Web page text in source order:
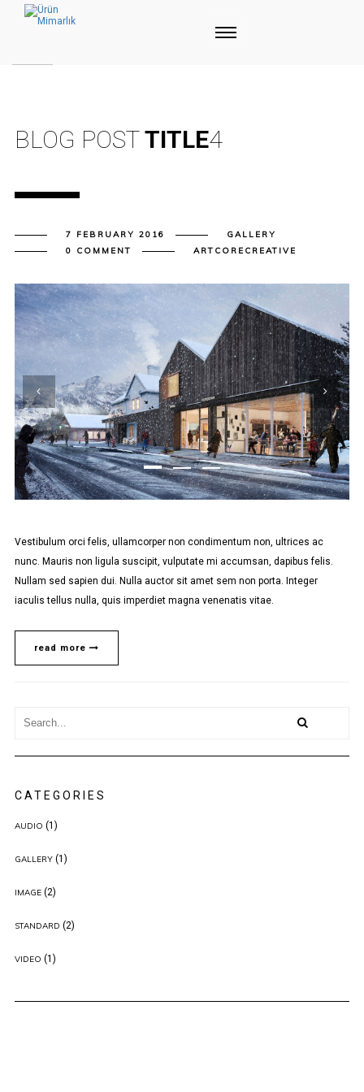
BLOG POSTTITLE4
7 FEBRUARY 2016
GALLERY
0 COMMENT
ARTCORECREATIVE
Vestibulum orci felis, ullamcorper non condimentum non, ultrices ac
nunc. Mauris non ligula suscipit, vulputate mi accumsan, dapibus felis.
Nullam sed sapien dui. Nulla auctor sit amet sem non porta. Integer
iaculis tellus nulla, quis imperdiet magna venenatis vitae.
read more
CATEGORIES
AUDIO (1)
GALLERY(1)
IMAGE(2)
STANDARD (2)
VIDEO (1)